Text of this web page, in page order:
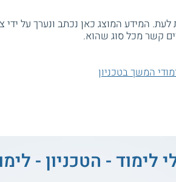
המידע המוצג כאן נכתב ונערך על ידי
קשר מכל סוג שהוא.
המשך בטכניון
לימוד - הטכניון -